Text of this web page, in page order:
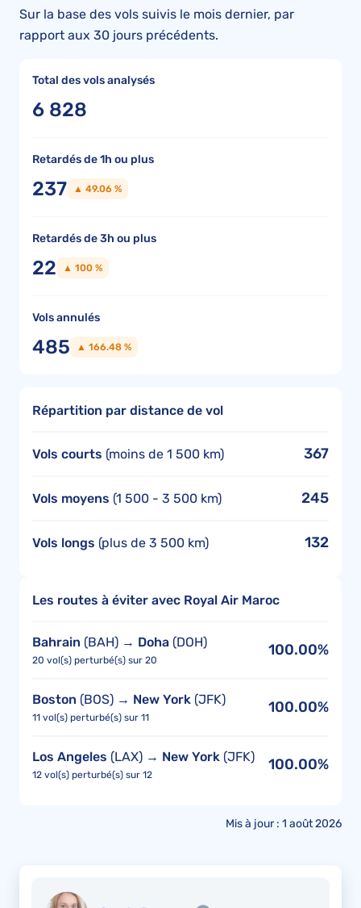
Sur la base des vols suivis le mois dernier, par
rapport aux 30 jours précédents.
Total des vols analysés
6 828
Retardés de 1h ou plus
237 ▲ 49.06 %
Retardés de 3h ou plus
22 ▲ 100 %
Vols annulés
485 ▲ 166.48 %
Répartition par distance de vol
Vols courts (moins de 1 500 km) 367
Vols moyens (1 500 - 3 500 km) 245
Vols longs (plus de 3 500 km) 132
Les routes à éviter avec Royal Air Maroc
Bahrain (BAH) → Doha (DOH)
20 vol(s) perturbé(s) sur 20
100.00%
Boston (BOS) → New York (JFK)
11 vol(s) perturbé(s) sur 11
100.00%
Los Angeles (LAX) → New York (JFK)
12 vol(s) perturbé(s) sur 12
100.00%
Mis à jour : 1 août 2026